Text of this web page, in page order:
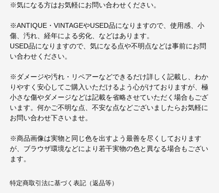
※気になる方はお気軽にお問い合わせください。
※ANTIQUE・VINTAGEやUSED品になりますので、使用感、小
傷、汚れ、経年による劣化、などはあります。
USED品になりますので、気になる点や不明点などは事前にお問
い合わせください。
※ダメージや汚れ・リペアーなどできるだけ詳しく記載し、わか
りやすく安心してご購入いただけるよう心がけておりますが、極
小さな傷やダメージなどは記載を省略させていただく場合もござ
います。何かご不明な点、不安な点などございましたらお気軽に
お問い合わせ下さいませ。
※商品画像は実物と同じ色を出すよう最善を尽くしております
が、ブラウザ環境などにより若干実物の色と異なる場合もござい
ます。
特定商取引法に基づく表記（返品等）